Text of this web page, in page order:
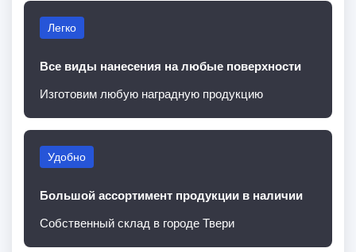
Легко
Все виды нанесения на любые поверхности
Изготовим любую наградную продукцию
Удобно
Большой ассортимент продукции в наличии
Собственный склад в городе Твери